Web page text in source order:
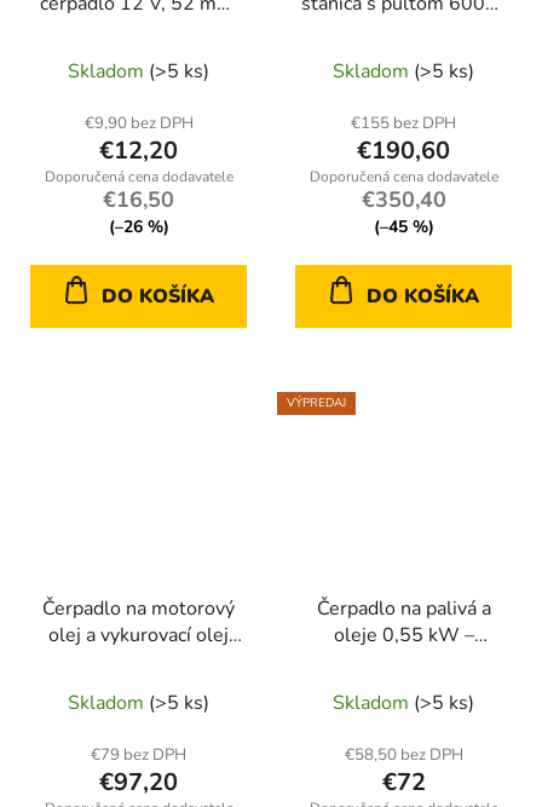
Skladom (>5 ks)
€9,90 bez DPH
€12,20
€16,50
(–26 %)
DO KOŠÍKA
Skladom (>5 ks)
€155 bez DPH
€190,60
€350,40
(–45 %)
DO KOŠÍKA
Čerpadlo na motorový
olej a vykurovací olej
Skladom (>5 ks)
€79 bez DPH
€97,20
VÝPREDAJ
Čerpadlo na palivá a
oleje 0,55 kW –
Skladom (>5 ks)
€58,50 bez DPH
€72